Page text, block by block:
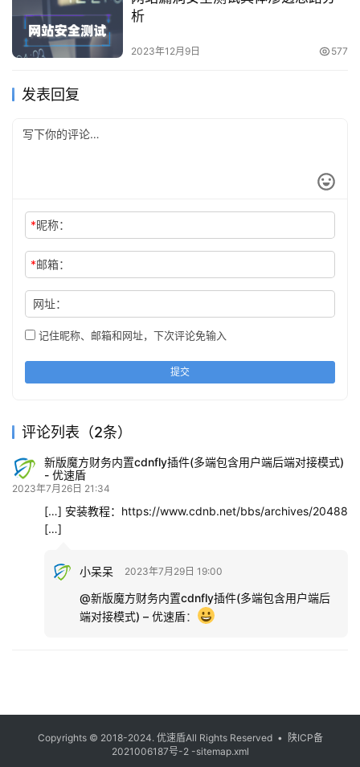
析
2023年12月9日 577
发表回复
*昵称：
*邮箱：
网址：
记住昵称、邮箱和网址，下次评论免输入
提交
评论列表（2条）
新版魔方财务内置cdnfly插件(多端包含用户端后端对接模式)
- 优速盾
2023年7月26日 21:34
[…] 安装教程：https://www.cdnb.net/bbs/archives/20488
[…]
小呆呆 2023年7月29日 19:00
@新版魔方财务内置cdnfly插件(多端包含用户端后
端对接模式) – 优速盾：
Copyrights © 2018-2024. 优速盾All Rights Reserved • 陕ICP备
2021006187号-2 -sitemap.xml